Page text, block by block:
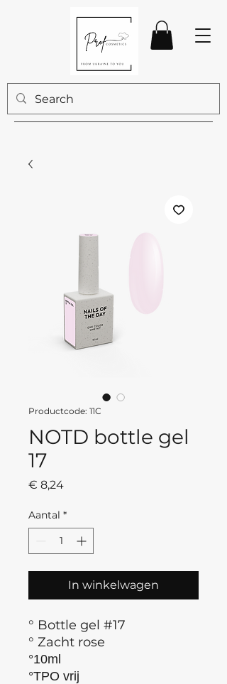
Productcode: 11C
NOTD bottle gel
17
€ 8,24Prijs
Aantal *
In winkelwagen
° Bottle gel #17
° Zacht rose
°10ml
°TPO vrij